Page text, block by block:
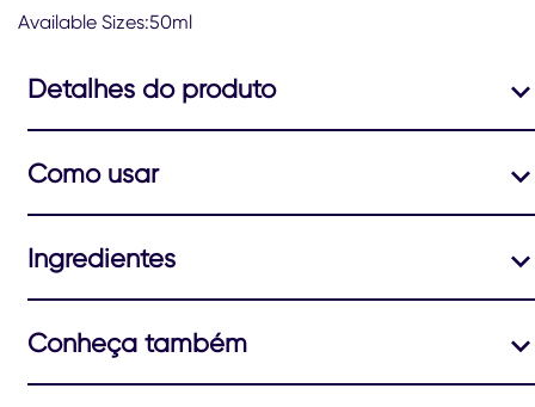
Available Sizes:50ml
Detalhes do produto
Como usar
Ingredientes
Conheça também